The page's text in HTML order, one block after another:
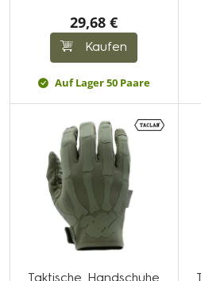
29,68 €
Kaufen
Auf Lager 50 Paare
Taktische Handschuhe